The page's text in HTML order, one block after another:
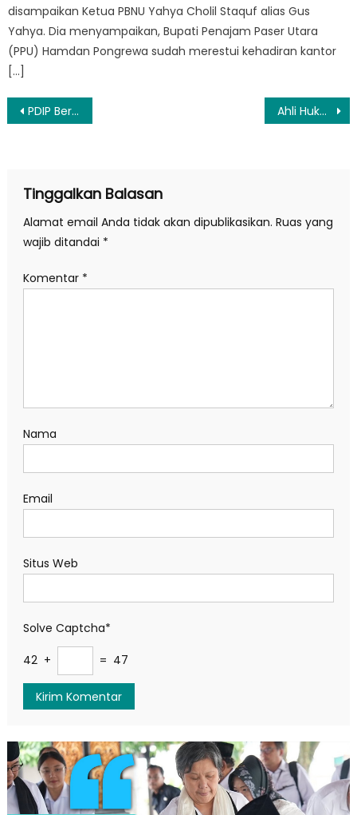
disampaikan Ketua PBNU Yahya Cholil Staquf alias Gus
Yahya. Dia menyampaikan, Bupati Penajam Paser Utara
(PPU) Hamdan Pongrewa sudah merestui kehadiran kantor
[…]
Navigasi
PDIP Beri Bocoran soal Rencana Pertemuan Megawati-Prabowo Ahli Hukum Kubu Anies-Imin Sebut Pencalonan Gibran Tidak Sah, Ini Alasannya
Tinggalkan Balasan
Alamat email Anda tidak akan dipublikasikan. Ruas yang
wajib ditandai *
Komentar *
Nama
Email
Situs Web
Solve Captcha*
42 +
= 47